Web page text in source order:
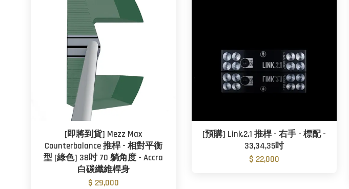
[即將到貨] Mezz Max
Counterbalance 推桿 - 相對平衡
型 [綠色] 38吋 70 躺角度 - Accra
白碳纖維桿身
$ 29,000
[預購] Link.2.1 推桿 - 右手 - 標配 -
33,34,35吋
$ 22,000